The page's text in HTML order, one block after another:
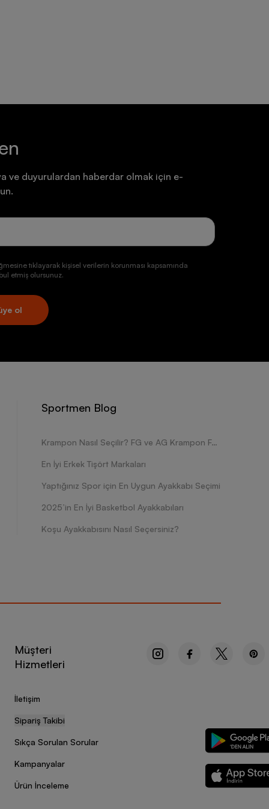
ve duyurulardan haberdar olmak için e-
tıklayarak kişisel verilerin korunması kapsamında
etmiş olursunuz.
ol
Sportmen Blog
Krampon Nasıl Seçilir? FG ve AG Krampon Farkları Nelerdir?
En İyi Erkek Tişört Markaları
Yaptığınız Spor için En Uygun Ayakkabı Seçimi
2025’in En İyi Basketbol Ayakkabıları
Koşu Ayakkabısını Nasıl Seçersiniz?
Müşteri
Hizmetleri
İletişim
Sipariş Takibi
Sıkça Sorulan Sorular
Kampanyalar
Ürün İnceleme